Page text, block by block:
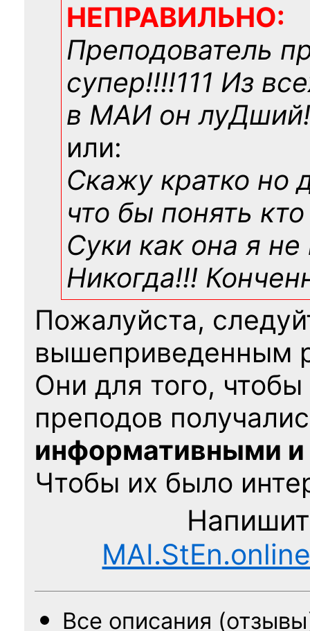
НЕПРАВИЛЬНО:
Преподователь
супер!!!!111 Из
в МАИ он
или:
Скажу кратко но
что бы понять
Суки как она я не
Никогда!!!
Пожалуйста,
вышеприведенным
Они для того,
преподов
информативными
Чтобы их было
Все описания